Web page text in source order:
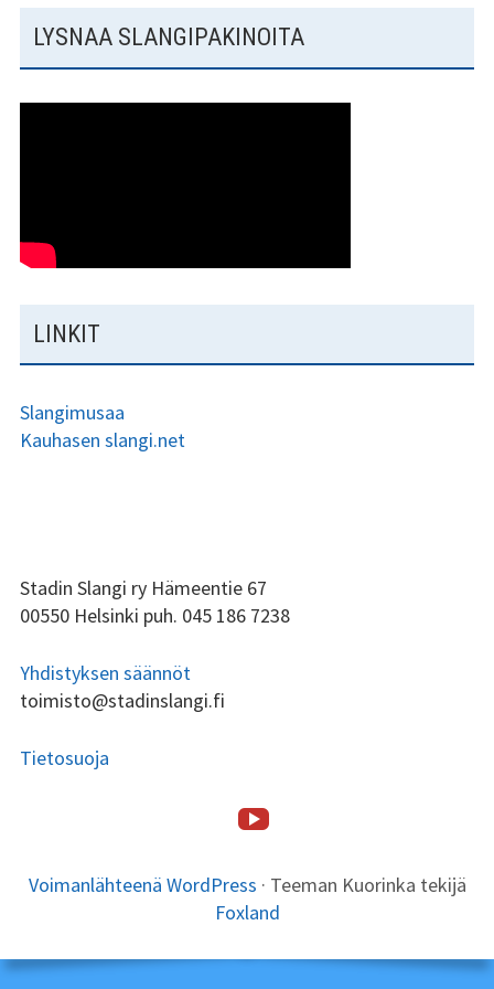
LYSNAA SLANGIPAKINOITA
LINKIT
Slangimusaa
Kauhasen slangi.net
ALAPALKIN
SIVUPALKKI
Stadin Slangi ry Hämeentie 67
00550 Helsinki puh. 045 186 7238
Yhdistyksen säännöt
toimisto@stadinslangi.fi
Tietosuoja
Etusivu
Stadin
ry
Toiminta
Tsilari
Stadin
ja
Stadin
Voimanlähteenä WordPress · Teeman Kuorinka tekijä
Foxland